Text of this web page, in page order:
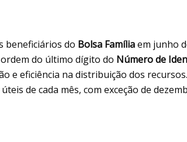
beneficiários do Bolsa Famíliaem junho
do último dígito do Número de
e eficiência na distribuição dos
de cada mês, com exceção de